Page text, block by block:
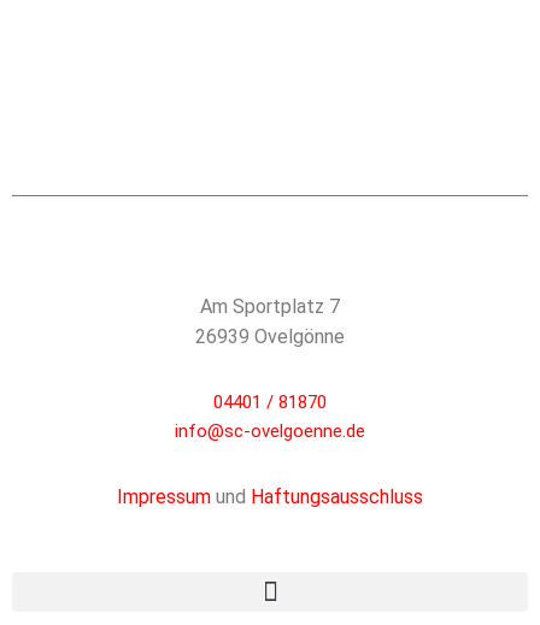
Am Sportplatz 7
26939 Ovelgönne
04401 / 81870
info@sc-ovelgoenne.de
Impressum und Haftungsausschluss